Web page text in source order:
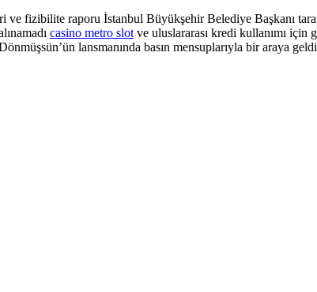
fizibilite raporu İstanbul Büyükşehir Belediye Başkanı
casino metro slot ve uluslararası kredi kullanımı için
lansmanında basın mensuplarıyla bir araya